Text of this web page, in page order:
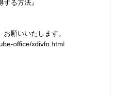
する方法』
願いいたします。
office/xdivfo.html